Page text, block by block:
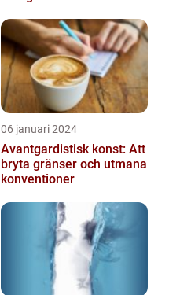
06 januari 2024
Avantgardistisk konst: Att
bryta gränser och utmana
konventioner